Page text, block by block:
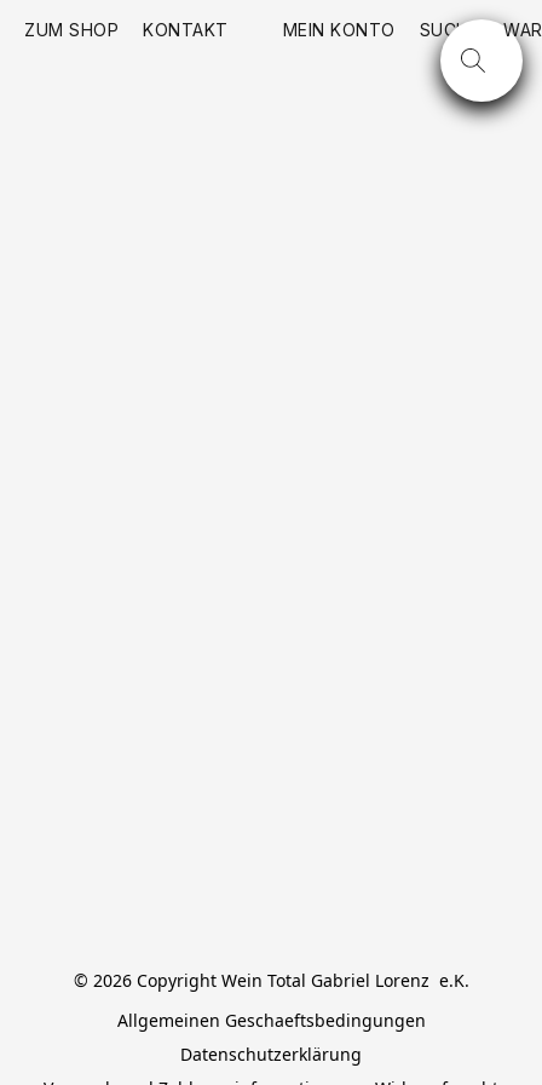
ZUM SHOP KONTAKT MEIN KONTO SUCHE
© 2026 Copyright Wein Total Gabriel Lorenz  e.K.
Allgemeinen Geschaeftsbedingungen
Datenschutzerklärung